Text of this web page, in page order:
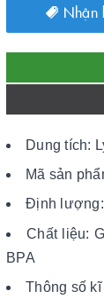
Nhận
Dung tích:
Mã sản
Định lượng:
Chất liệu:
BPA
Thông số kĩ